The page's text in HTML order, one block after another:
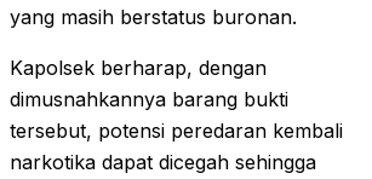
yang masih berstatus buronan.
Kapolsek berharap, dengan
dimusnahkannya barang bukti
tersebut, potensi peredaran kembali
narkotika dapat dicegah sehingga